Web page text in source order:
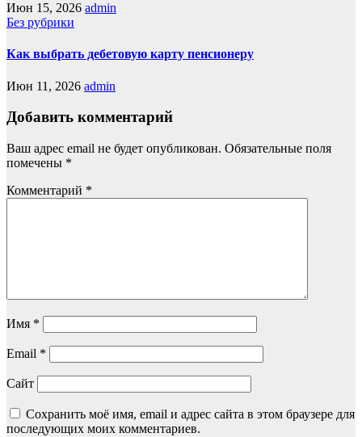
Июн 15, 2026 admin
Без рубрики
Как выбрать дебетовую карту пенсионеру
Июн 11, 2026 admin
Добавить комментарий
Ваш адрес email не будет опубликован. Обязательные поля
помечены *
Комментарий *
Имя *
Email *
Сайт
Сохранить моё имя, email и адрес сайта в этом браузере для
последующих моих комментариев.